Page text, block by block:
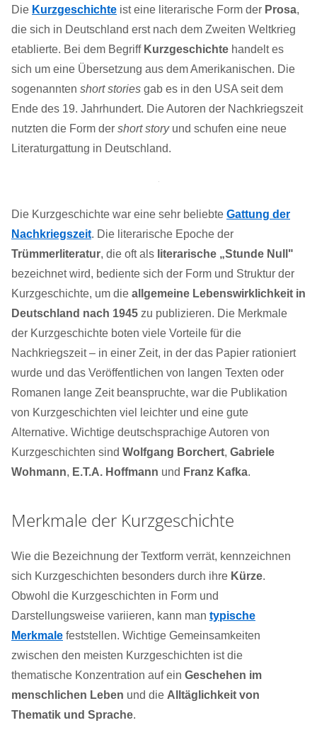
Die Kurzgeschichte ist eine literarische Form der Prosa,
die sich in Deutschland erst nach dem Zweiten Weltkrieg
etablierte. Bei dem Begriff Kurzgeschichte handelt es
sich um eine Übersetzung aus dem Amerikanischen. Die
sogenannten short stories gab es in den USA seit dem
Ende des 19. Jahrhundert. Die Autoren der Nachkriegszeit
nutzten die Form der short storyund schufen eine neue
Literaturgattung in Deutschland.
Die Kurzgeschichte war eine sehr beliebte Gattung der
Nachkriegszeit. Die literarische Epoche der
Trümmerliteratur, die oft als literarische „Stunde Null"
bezeichnet wird, bediente sich der Form und Struktur der
Kurzgeschichte, um die allgemeine Lebenswirklichkeit in
Deutschland nach 1945 zu publizieren. Die Merkmale
der Kurzgeschichte boten viele Vorteile für die
Nachkriegszeit – in einer Zeit, in der das Papier rationiert
wurde und das Veröffentlichen von langen Texten oder
Romanen lange Zeit beanspruchte, war die Publikation
von Kurzgeschichten viel leichter und eine gute
Alternative. Wichtige deutschsprachige Autoren von
Kurzgeschichten sind Wolfgang Borchert, Gabriele
Wohmann, E.T.A. Hoffmann und Franz Kafka.
Merkmale der Kurzgeschichte
Wie die Bezeichnung der Textform verrät, kennzeichnen
sich Kurzgeschichten besonders durch ihre Kürze.
Obwohl die Kurzgeschichten in Form und
Darstellungsweise variieren, kann man typische
Merkmale feststellen. Wichtige Gemeinsamkeiten
zwischen den meisten Kurzgeschichten ist die
thematische Konzentration auf ein Geschehen im
menschlichen Leben und die Alltäglichkeit von
Thematik und Sprache.